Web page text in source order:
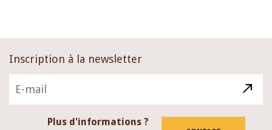
Inscription à la newsletter
Plus d'informations ?